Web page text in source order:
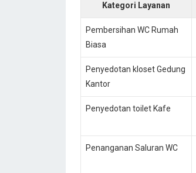
Kategori Layanan
Pembersihan WC Rumah
Biasa
Penyedotan kloset Gedung
Kantor
Penyedotan toilet Kafe
Penanganan Saluran WC